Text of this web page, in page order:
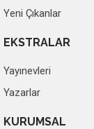
Yeni Çıkanlar
EKSTRALAR
Yayınevleri
Yazarlar
KURUMSAL